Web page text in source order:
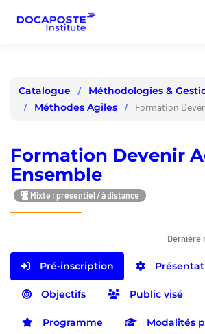
Catalogue
Méthodologies &
Méthodes Agiles
Formation
Formation Devenir
Ensemble
Mixte : présentiel / à distance
Dernière
Pré-inscription
Objectifs Public visé
Programme Modalités